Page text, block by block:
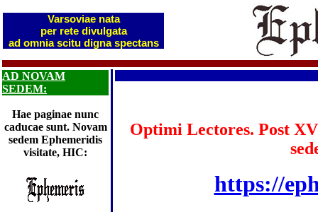
Varsoviae nata
per rete divulgata
ad omnia scitu digna spectans
AD NOVAM
SEDEM:
Hae paginae nunc
caducae sunt. Novam
sedem Ephemeridis
visitate, HIC:
Optimi Lectores. Post
https://